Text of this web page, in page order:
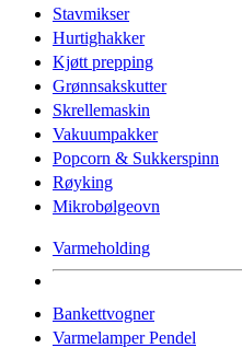
Stavmikser
Hurtighakker
Kjøtt prepping
Grønnsakskutter
Skrellemaskin
Vakuumpakker
Popcorn & Sukkerspinn
Røyking
Mikrobølgeovn
Varmeholding
Bankettvogner
Varmelamper Pendel